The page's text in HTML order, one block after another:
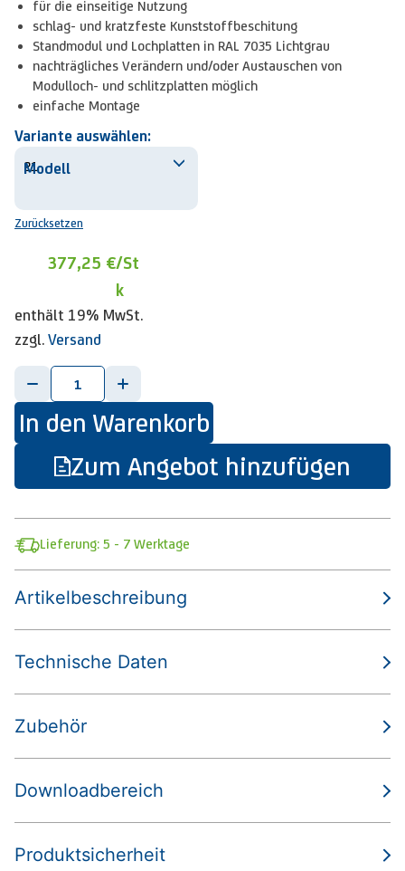
für die einseitige Nutzung
schlag- und kratzfeste Kunststoffbeschitung
Standmodul und Lochplatten in RAL 7035 Lichtgrau
nachträgliches Verändern und/oder Austauschen von
Modulloch- und schlitzplatten möglich
einfache Montage
Variante auswählen:
Modell
Zurücksetzen
377,25 €/St
k
enthält 19% MwSt.
zzgl. Versand
-
+
In den Warenkorb
Zum Angebot hinzufügen
Lieferung: 5 - 7 Werktage
Artikelbeschreibung
Technische Daten
Zubehör
Downloadbereich
Produktsicherheit